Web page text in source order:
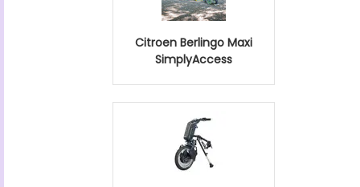
Citroen Berlingo Maxi
SimplyAccess